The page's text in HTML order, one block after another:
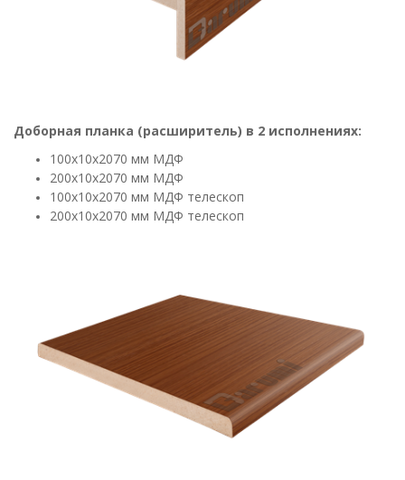
Доборная планка (расширитель) в 2 исполнениях:
100х10х2070 мм МДФ
200х10х2070 мм МДФ
100х10х2070 мм МДФ телескоп
200х10х2070 мм МДФ телескоп